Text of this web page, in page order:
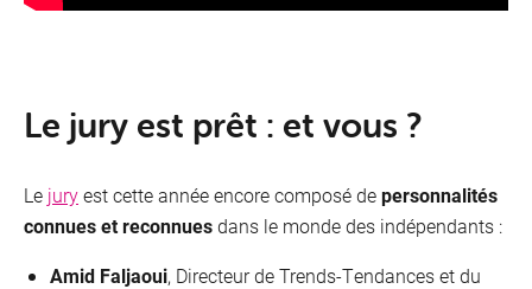
Le jury est prêt : et vous ?
Le juryest cette année encore composé depersonnalités
connues et reconnuesdans le monde des indépendants :
Amid Faljaoui, Directeur de Trends-Tendances et du